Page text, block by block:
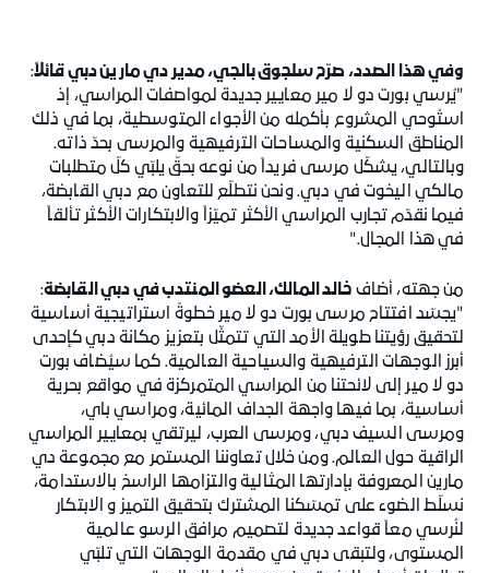
وفي هذا الصدد، صرّح سلجوق بالجي، مدير دي مارين دبي قائلاً:
"يُرسي بورت دو لا مير معايير جديدة لمواصفات المراسي، إذ
استُوحي المشروع بأكمله من الأجواء المتوسطية، بما في ذلك
المناطق السكنية والمساحات الترفيهية والمرسى بحدّ ذاته.
وبالتالي، يشكّل مرسى فريداً من نوعه بحقّ يلبّي كلّ متطلبات
مالكي اليخوت في دبي. ونحن نتطلّع للتعاون مع دبي القابضة،
فيما نقدّم تجارب المراسي الأكثر تميّزاً والابتكارات الأكثر تألقاً
في هذا المجال."
من جهته، أضاف خالد المالك، العضو المنتدب في دبي القابضة:
"يجسّد افتتاح مرسى بورت دو لا مير خطوةً استراتيجية أساسية
لتحقيق رؤيتنا طويلة الأمد التي تتمثّل بتعزيز مكانة دبي كإحدى
أبرز الوجهات الترفيهية والسياحية العالمية. كما سيُضاف بورت
دو لا مير إلى لائحتنا من المراسي المتمركزة في مواقع بحرية
أساسية، بما فيها واجهة الجداف المائية، ومراسي باي،
ومرسى السيف دبي، ومرسى العرب، ليرتقي بمعايير المراسي
الراقية حول العالم. ومن خلال تعاوننا المستمر مع مجموعة دي
مارين المعروفة بإدارتها المثالية والتزامها الراسخ بالاستدامة،
نسلّط الضوء على تمسّكنا المشترك بتحقيق التميز و الابتكار
لنُرسي معاً قواعد جديدة لتصميم مرافق الرسو عالمية
المستوى، ولتبقى دبي في مقدمة الوجهات التي تلبّي